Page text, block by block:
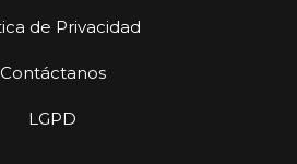
de Privacidad
Contáctanos
LGPD